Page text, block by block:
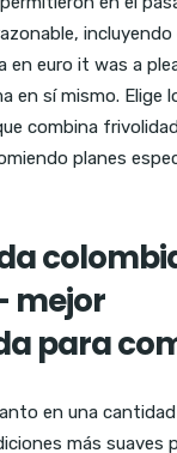
incluyendo
en euro it was a
en sí mismo. Elige
combina
planes
mejor
para
en una
más suaves